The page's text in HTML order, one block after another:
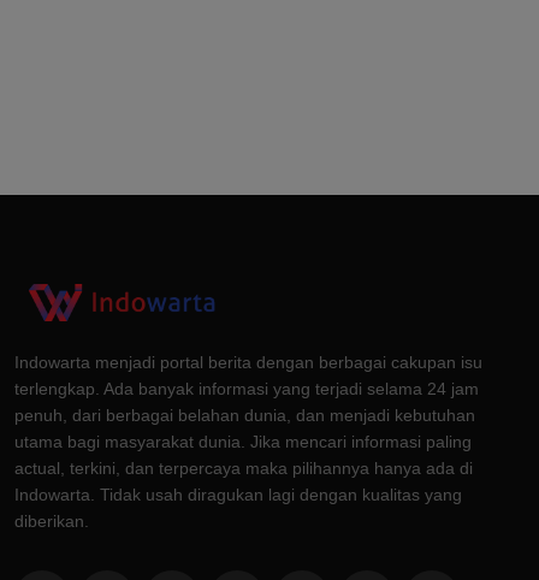
Indowarta menjadi portal berita dengan berbagai cakupan isu
terlengkap. Ada banyak informasi yang terjadi selama 24 jam
penuh, dari berbagai belahan dunia, dan menjadi kebutuhan
utama bagi masyarakat dunia. Jika mencari informasi paling
actual, terkini, dan terpercaya maka pilihannya hanya ada di
Indowarta. Tidak usah diragukan lagi dengan kualitas yang
diberikan.